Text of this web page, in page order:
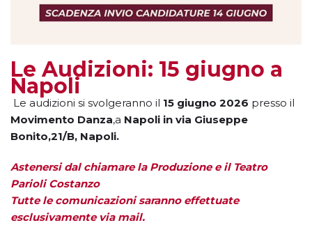
Le Audizioni: 15 giugno a
Napoli
Le audizioni si svolgeranno il 15 giugno 2026 presso il
Movimento Danza,a Napoli in via Giuseppe
Bonito,21/B, Napoli.
Astenersi dal chiamare la Produzione e il Teatro
Parioli Costanzo
Tutte le comunicazioni saranno effettuate
esclusivamente via mail.